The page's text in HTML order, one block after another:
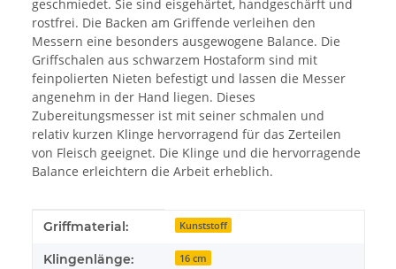
geschmiedet. Sie sind eisgehärtet, handgeschärft und
rostfrei. Die Backen am Griffende verleihen den
Messern eine besonders ausgewogene Balance. Die
Griffschalen aus schwarzem Hostaform sind mit
feinpolierten Nieten befestigt und lassen die Messer
angenehm in der Hand liegen. Dieses
Zubereitungsmesser ist mit seiner schmalen und
relativ kurzen Klinge hervorragend für das Zerteilen
von Fleisch geeignet. Die Klinge und die hervorragende
Balance erleichtern die Arbeit erheblich.
Produkteigenschaft
Wert
Griffmaterial: Kunststoff
Klingenlänge: 16 cm